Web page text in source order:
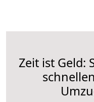
Zeit ist Geld: